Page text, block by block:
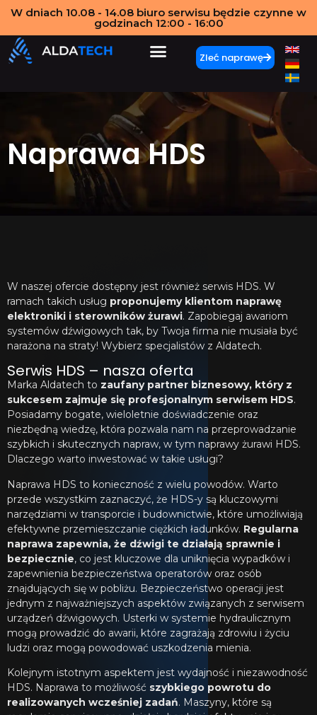
W dniach 10.08 - 14.08 biuro serwisu będzie czynne w
godzinach 12:00 - 16:00
Zleć naprawę
Naprawa HDS
W naszej ofercie dostępny jest również serwis HDS. W
ramach takich usług proponujemy klientom naprawę
elektroniki i sterowników żurawi. Zapobiegaj awariom
systemów dźwigowych tak, by Twoja firma nie musiała być
narażona na straty! Wybierz specjalistów z Aldatech.
Serwis HDS – nasza oferta
Marka Aldatech to zaufany partner biznesowy, który z
sukcesem zajmuje się profesjonalnym serwisem HDS.
Posiadamy bogate, wieloletnie doświadczenie oraz
niezbędną wiedzę, która pozwala nam na przeprowadzanie
szybkich i skutecznych napraw, w tym naprawy żurawi HDS.
Dlaczego warto inwestować w takie usługi?
Naprawa HDS to konieczność z wielu powodów. Warto
przede wszystkim zaznaczyć, że HDS-y są kluczowymi
narzędziami w transporcie i budownictwie, które umożliwiają
efektywne przemieszczanie ciężkich ładunków. Regularna
naprawa zapewnia, że dźwigi te działają sprawnie i
bezpiecznie, co jest kluczowe dla uniknięcia wypadków i
zapewnienia bezpieczeństwa operatorów oraz osób
znajdujących się w pobliżu. Bezpieczeństwo operacji jest
jednym z najważniejszych aspektów związanych z serwisem
urządzeń dźwigowych. Usterki w systemie hydraulicznym
mogą prowadzić do awarii, które zagrażają zdrowiu i życiu
ludzi oraz mogą powodować uszkodzenia mienia.
Kolejnym istotnym aspektem jest wydajność i niezawodność
HDS. Naprawa to możliwość szybkiego powrotu do
realizowanych wcześniej zadań. Maszyny, które są